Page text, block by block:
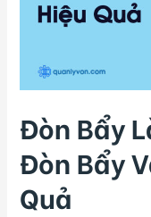
Đòn Bẩy
Đòn Bẩy
Quả